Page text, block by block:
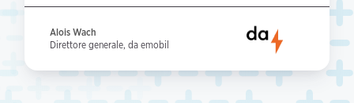
Alois Wach
Direttore generale, da emobil